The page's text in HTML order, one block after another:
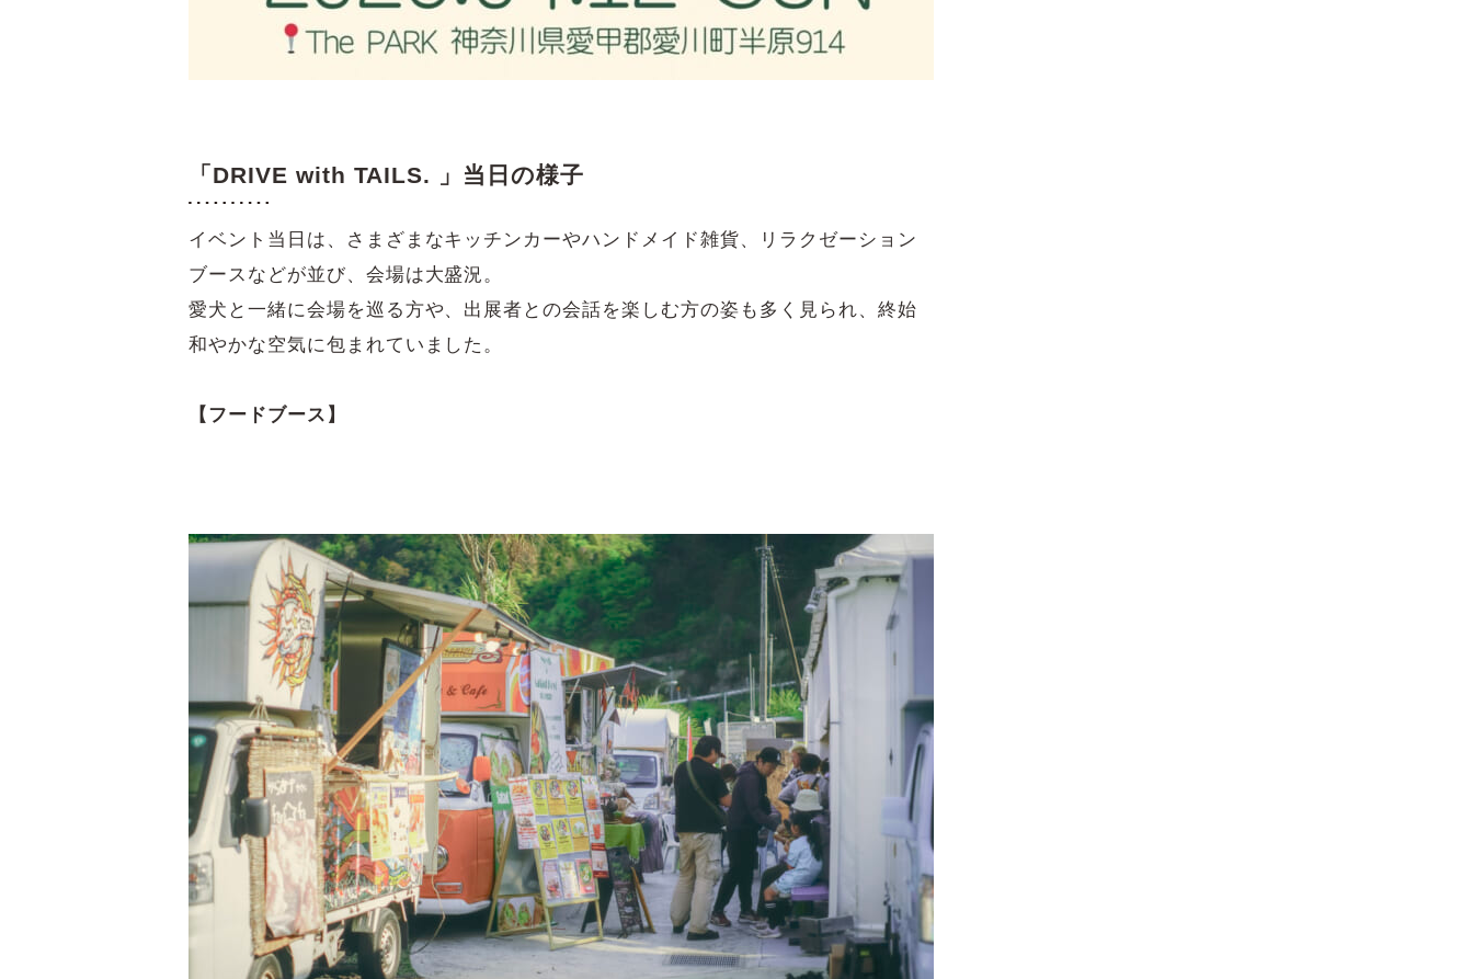
「DRIVE with TAILS. 」当日の様子
イベント当日は、さまざまなキッチンカーやハンドメイド雑貨、リラクゼーション
ブースなどが並び、会場は大盛況。
愛犬と一緒に会場を巡る方や、出展者との会話を楽しむ方の姿も多く見られ、終始
和やかな空気に包まれていました。
【フードブース】